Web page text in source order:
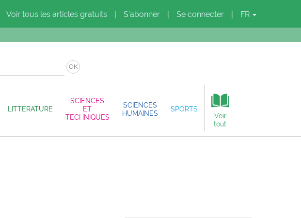
Voir tous les articles gratuits S'abonner Se connecter FR
OK
LITTÉRATURE
SCIENCES
ET
TECHNIQUES
SCIENCES
HUMAINES
SPORTS
Voir
tout